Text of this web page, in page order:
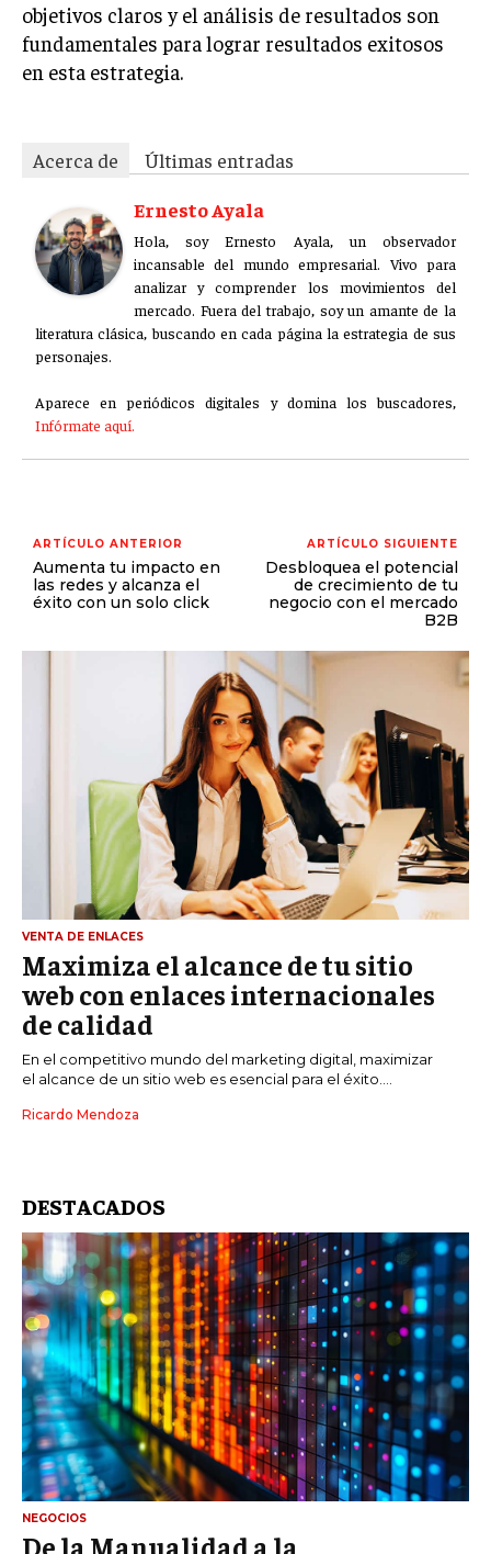
objetivos claros y el análisis de resultados son
fundamentales para lograr resultados exitosos
en esta estrategia.
Acerca de
Últimas entradas
Ernesto Ayala
Hola, soy Ernesto Ayala, un observador
incansable del mundo empresarial. Vivo para
analizar y comprender los movimientos del
mercado. Fuera del trabajo, soy un amante de la
literatura clásica, buscando en cada página la estrategia de sus
personajes.
Aparece en periódicos digitales y domina los buscadores,
Infórmate aquí.
ARTÍCULO ANTERIOR
Aumenta tu impacto en
las redes y alcanza el
éxito con un solo click
ARTÍCULO SIGUIENTE
Desbloquea el potencial
de crecimiento de tu
negocio con el mercado
B2B
VENTA DE ENLACES
Maximiza el alcance de tu sitio
web con enlaces internacionales
de calidad
En el competitivo mundo del marketing digital, maximizar
el alcance de un sitio web es esencial para el éxito....
Ricardo Mendoza
DESTACADOS
NEGOCIOS
De la Manualidad a la